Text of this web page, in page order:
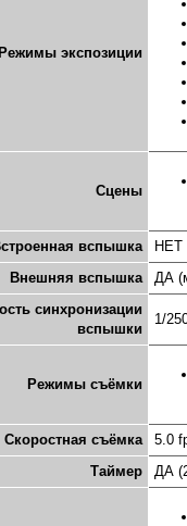
экспозиции
Сцены
вспышка
НЕТ
Внешняя вспышка
ДА
синхронизации
вспышки
1/
Режимы съёмки
Скоростная съёмка
5.0
Таймер
ДА